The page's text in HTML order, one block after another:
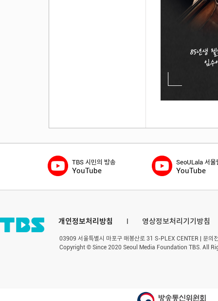
TBS 시민의 방송
YouTube
SeoULala 서울
YouTube
개인정보처리방침 l 영상정보처리기기방침
03909 서울특별시 마포구 매봉산로 31 S-PLEX CENTER | 문
Copyright © Since 2020 Seoul Media Foundation TBS. All